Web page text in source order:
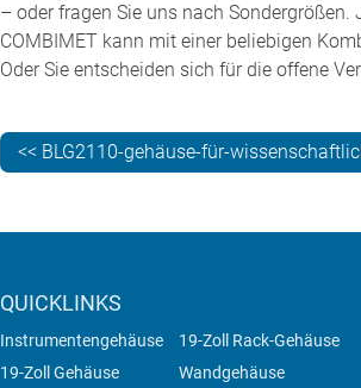
– oder fragen Sie uns nach
COMBIMET kann mit einer beliebigen
Oder Sie entscheiden sich für die offene
<< BLG2110-gehäuse-für-
QUICKLINKS
Instrumentengehäuse
19-Zoll Rack-Gehäuse
19-Zoll Gehäuse
Wandgehäuse